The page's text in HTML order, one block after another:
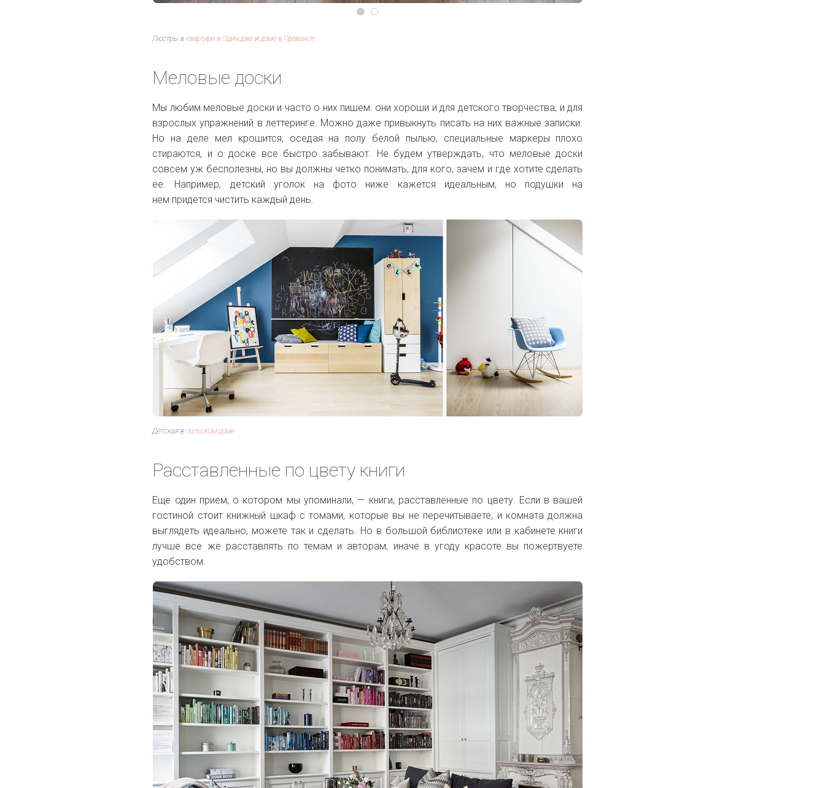
Люстры вквартире в Одинцове идоме в Провансе
Меловые доски
Мы любим меловые доски и часто о них пишем: они хороши и для детского творчества, и для
взрослых упражнений в леттеринге. Можно даже привыкнуть писать на них важные записки.
Но на деле мел крошится, оседая на полу белой пылью, специальные маркеры плохо
стираются, и о доске все быстро забывают. Не будем утверждать, что меловые доски
совсем уж бесполезны, но вы должны четко понимать, для кого, зачем и где хотите сделать
ее. Например, детский уголок на фото ниже кажется идеальным, но подушки на
нем придется чистить каждый день.
Детская впольском доме
Расставленные по цвету книги
Еще один прием, о котором мы упоминали, — книги, расставленные по цвету. Если в вашей
гостиной стоит книжный шкаф с томами, которые вы не перечитываете, и комната должна
выглядеть идеально, можете так и сделать. Но в большой библиотеке или в кабинете книги
лучше все же расставлять по темам и авторам, иначе в угоду красоте вы пожертвуете
удобством.